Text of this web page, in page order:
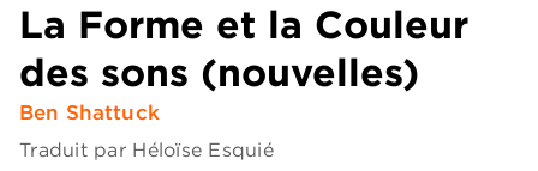
La Forme et la Couleur
des sons (nouvelles)
Ben Shattuck
Traduit par Héloïse Esquié